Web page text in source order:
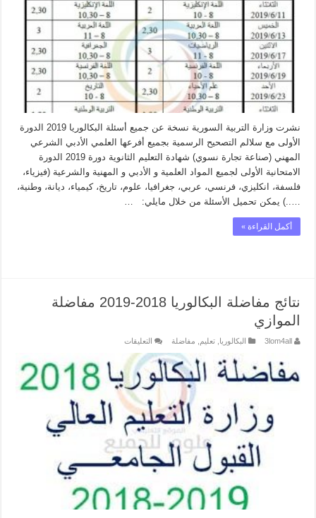
2019
دورة
أولى
مغلقة
نشرت وزارة التربية السورية نسخة عن جميع أسئلة البكالوريا 2019 الدورة
الأولى مع سلالم التصحيح الرسمية بجميع أفرعها العلمي الأدبي الشرعي
المهني (صناعة تجارة نسوي) شهادة التعليم الثانوية دورة 2019 الدورة
الامتحانية الأولى لجميع المواد العلمية و الأدبي و المهنية والشرعية (فيزياء،
فلسفة، انكليزي، فرنسي، عربي، جغرافيا، علوم، تاريخ، كيمياء، ديانة، وطنية،
…..) يمكن تحميل الأسئلة من خلال مايلي: …
أكمل القراءة »
نتائج مفاضلة البكالوريا 2018-2019 مفاضلة
الموازي
3lom4all البكالوريا ,تعليم مفاضلة التعليقات
البكالوريا
2019
مفاضلة
الموازي
مغلقة